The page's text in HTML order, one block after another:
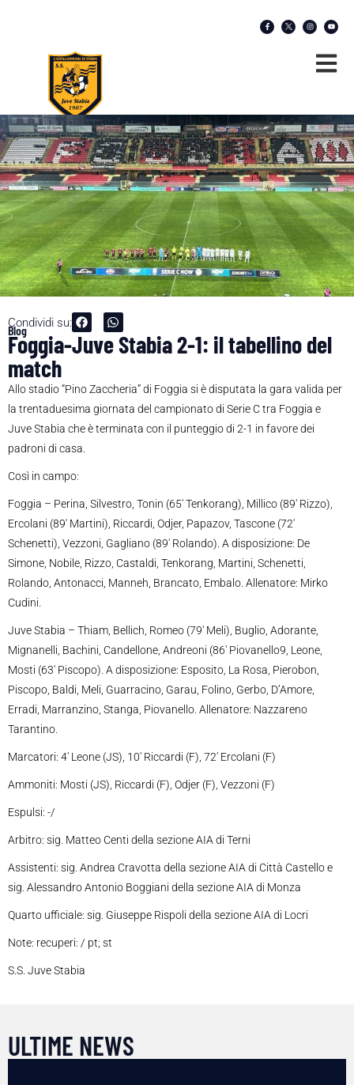
Condividi su:
Blog
Foggia-Juve Stabia 2-1: il tabellino del
match
Allo stadio “Pino Zaccheria” di Foggia si è disputata la gara valida per
la trentaduesima giornata del campionato di Serie C tra Foggia e
Juve Stabia che è terminata con il punteggio di 2-1 in favore dei
padroni di casa.
Così in campo:
Foggia – Perina, Silvestro, Tonin (65′ Tenkorang), Millico (89′ Rizzo),
Ercolani (89′ Martini), Riccardi, Odjer, Papazov, Tascone (72′
Schenetti), Vezzoni, Gagliano (89′ Rolando). A disposizione: De
Simone, Nobile, Rizzo, Castaldi, Tenkorang, Martini, Schenetti,
Rolando, Antonacci, Manneh, Brancato, Embalo. Allenatore: Mirko
Cudini.
Juve Stabia – Thiam, Bellich, Romeo (79′ Meli), Buglio, Adorante,
Mignanelli, Bachini, Candellone, Andreoni (86′ Piovanello9, Leone,
Mosti (63′ Piscopo). A disposizione: Esposito, La Rosa, Pierobon,
Piscopo, Baldi, Meli, Guarracino, Garau, Folino, Gerbo, D’Amore,
Erradi, Marranzino, Stanga, Piovanello. Allenatore: Nazzareno
Tarantino.
Marcatori: 4′ Leone (JS), 10′ Riccardi (F), 72′ Ercolani (F)
Ammoniti: Mosti (JS), Riccardi (F), Odjer (F), Vezzoni (F)
Espulsi: -/
Arbitro: sig. Matteo Centi della sezione AIA di Terni
Assistenti: sig. Andrea Cravotta della sezione AIA di Città Castello e
sig. Alessandro Antonio Boggiani della sezione AIA di Monza
Quarto ufficiale: sig. Giuseppe Rispoli della sezione AIA di Locri
Note: recuperi: / pt; st
S.S. Juve Stabia
ULTIME NEWS